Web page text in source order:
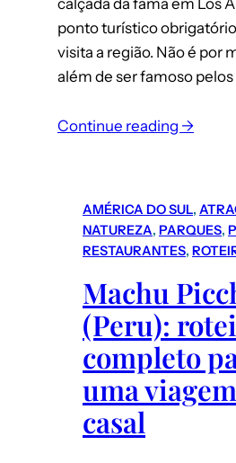
ponto turístico
visita a região. Não é por
além de ser famoso
Continue reading →
AMÉRICA DO SUL,
NATUREZA, PARQUES,
RESTAURANTES,
Machu
(Peru):
completo
uma
casal